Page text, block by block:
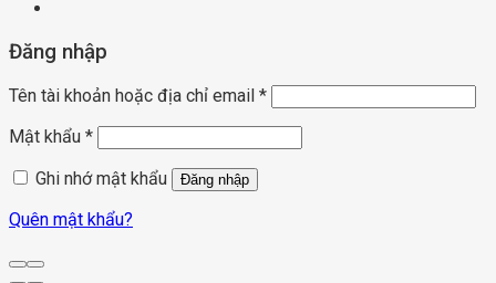
Đăng nhập
Tên tài khoản hoặc địa chỉ email *
Mật khẩu *
Ghi nhớ mật khẩu
Đăng nhập
Quên mật khẩu?